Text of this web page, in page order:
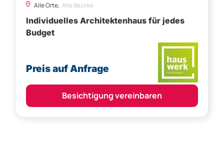
Alle Orte, Alle Bezirke
Individuelles Architektenhaus für jedes
Budget
Preis auf Anfrage
Besichtigung vereinbaren